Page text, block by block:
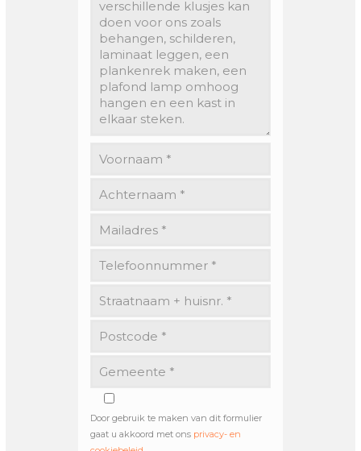
Door gebruik te maken van dit formulier
gaat u akkoord met ons privacy- en